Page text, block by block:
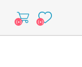
(۰) (۰)